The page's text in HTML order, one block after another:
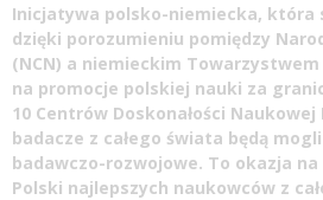
Inicjatywa polsko-niemiecka, która
dzięki porozumieniu pomiędzy
(NCN) a niemieckim
na promocje polskiej nauki za
10 Centrów Doskonałości
badacze z całego świata będą
badawczo-rozwojowe. To okazja
Polski najlepszych naukowców z